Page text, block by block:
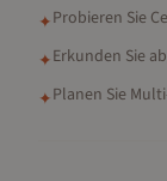
✦Probieren Sie
✦Erkunden Sie
✦Planen Sie